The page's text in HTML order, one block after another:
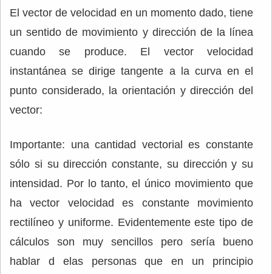
El vector de velocidad en un momento dado, tiene
un sentido de movimiento y dirección de la línea
cuando se produce. El vector velocidad
instantánea se dirige tangente a la curva en el
punto considerado, la orientación y dirección del
vector:
Importante: una cantidad vectorial es constante
sólo si su dirección constante, su dirección y su
intensidad. Por lo tanto, el único movimiento que
ha vector velocidad es constante movimiento
rectilíneo y uniforme. Evidentemente este tipo de
cálculos son muy sencillos pero sería bueno
hablar d elas personas que en un principio